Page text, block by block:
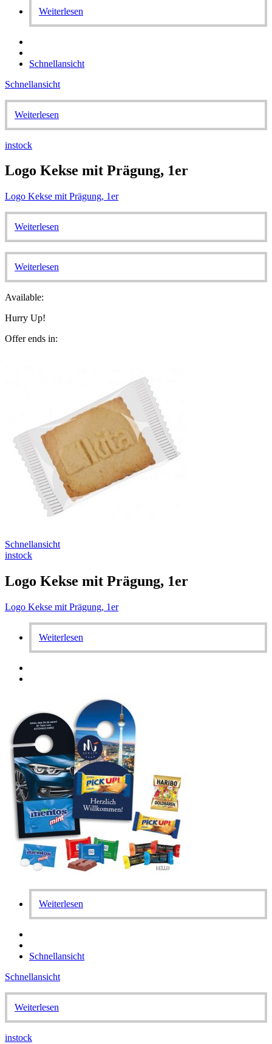
Weiterlesen
Schnellansicht
Schnellansicht
Weiterlesen
instock
Logo Kekse mit Prägung, 1er
Logo Kekse mit Prägung, 1er
Weiterlesen
Weiterlesen
Available:
Hurry Up!
Offer ends in:
Schnellansicht
instock
Logo Kekse mit Prägung, 1er
Logo Kekse mit Prägung, 1er
Weiterlesen
Weiterlesen
Schnellansicht
Schnellansicht
Weiterlesen
instock